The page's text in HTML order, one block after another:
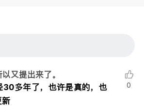
又提出来了。
30多年了，也许是真的，也
新
0